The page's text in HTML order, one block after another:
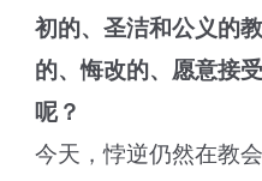
初的、圣洁和公义的
的、悔改的、愿意接
呢？
今天，悖逆仍然在教